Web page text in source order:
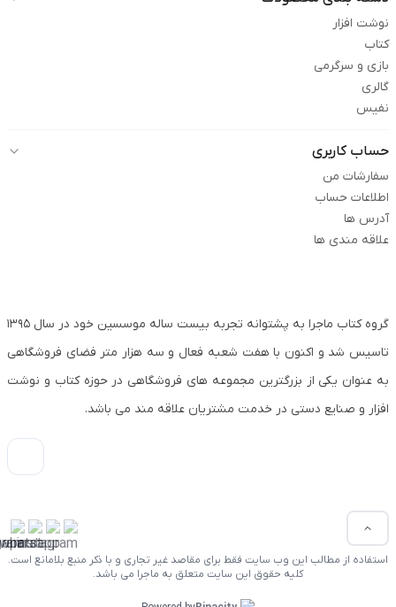
نوشت افزار
کتاب
بازی و سرگرمی
گالری
نفیس
حساب کاربری
سفارشات من
اطلاعات حساب
آدرس ها
علاقه مندی ها
گروه کتاب ماجرا به پشتوانه تجربه بیست ساله موسسین خود در سال ۱۳۹۵
تاسیس شد و اکنون با هفت شعبه فعال و سه هزار متر فضای فروشگاهی
به عنوان یکی از بزرگترین مجموعه های فروشگاهی در حوزه کتاب و نوشت
افزار و صنایع دستی در خدمت مشتریان علاقه مند می باشد.
استفاده از مطالب این وب سایت فقط برای مقاصد غیر تجاری و با ذکر منبع بلامانع است.
کلیه حقوق این سایت متعلق به ماجرا می باشد.